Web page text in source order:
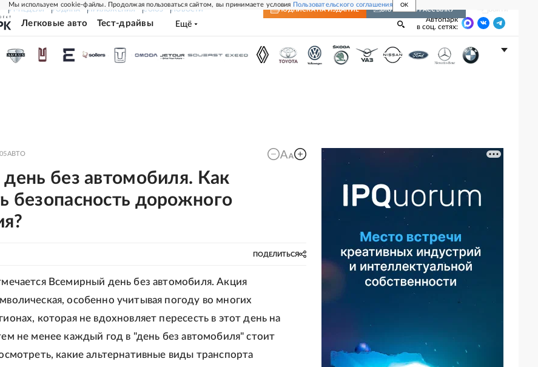
Мы используем cookie-файлы. Продолжая пользоваться сайтом, вы принимаете условия Пользовательского соглашения OK
РГ-НЕДЕЛЯ РОДИНА ПРИЛОЖЕНИЯ СОЮЗ НОВОСТИ ПОДПИСКА НА ИЗДАНИЕ ВКЛЮЧИТЬ РАССЫЛКУ
Легковые авто Тест-драйвы Ещё
Автопарк
в соц. сетях:
АВТО
без автомобиля. Как
безопасность дорожного
ПОДЕЛИТЬСЯ
Всемирный день без автомобиля. Акция
особенно учитывая погоду во многих
которая не вдохновляет пересесть в этот день на
не менее каждый год в "день без автомобиля" стоит
какие альтернативные виды транспорта